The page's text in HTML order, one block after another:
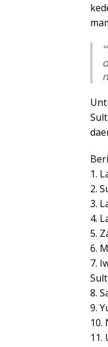
1.
2.
3.
4.
5.
6.
7.
8.
9.
10.
11.